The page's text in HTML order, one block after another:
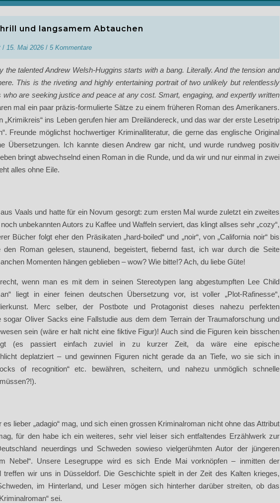
und langsamem Abtauchen
/ 15. Mai 2026 / 5 Kommentare
the talented Andrew Welsh-Huggins starts with a bang. Literally. And the tension and
This is the riveting and highly entertaining portrait of two unlikely but relentlessly
who are seeking justice and peace at any cost. Smart, engaging, and expertly written
mal ein paar präzis-formulierte Sätze zu einem früheren Roman des Amerikaners.
„Krimikreis“ ins Leben gerufen hier am Dreiländereck, und das war der erste Lesetrip
Freunde möglichst hochwertiger Kriminalliteratur, die gerne das englische Original
Übersetzungen. Ich kannte diesen Andrew gar nicht, und wurde rundweg positiv
bringt abwechselnd einen Roman in die Runde, und da wir und nur einmal in zwei
alles ohne Eile.
Vaals und hatte für ein Novum gesorgt: zum ersten Mal wurde zuletzt ein zweites
unbekannten Autors zu Kaffee und Waffeln serviert, das klingt allses sehr „cozy“,
Bücher folgt eher den Präsikaten „hard-boiled“ und „noir“, von „California noir“ bis
den Roman gelesen, staunend, begeistert, fiebernd fast, ich war durch die Seite
Momenten hängen geblieben – wow? Wie bitte!? Ach, du liebe Güte!
wenn man es mit dem in seinen Stereotypen lang abgestumpften Lee Child
liegt in einer feinen deutschen Übersetzung vor, ist voller „Plot-Rafinesse“,
Merc selber, der Postbote und Protagonist dieses nahezu perfekten
sogar Oliver Sacks eine Fallstudie aus dem dem Terrain der Traumaforschung und
sein (wäre er halt nicht eine fiktive Figur)! Auch sind die Figuren kein bisschen
(es passiert einfach zuviel in zu kurzer Zeit, da wäre eine epische
deplatziert – und gewinnen Figuren nicht gerade da an Tiefe, wo sie sich in
of recognition“ etc. bewähren, scheitern, und nahezu unmöglich schnelle
lieber „adagio“ mag, und sich einen grossen Kriminalroman nicht ohne das Attribut
für den habe ich ein weiteres, sehr viel leiser sich entfaltendes Erzählwerk zur
neuerdings und Schweden sowieso vielgerühmten Autor der jüngeren
Nebel“. Unsere Lesegruppe wird es sich Ende Mai vorknöpfen – inmitten der
treffen wir uns in Düsseldorf. Die Geschichte spielt in der Zeit des Kalten krieges,
im Hinterland, und Leser mögen sich hinterher darüber streiten, ob das
sei.